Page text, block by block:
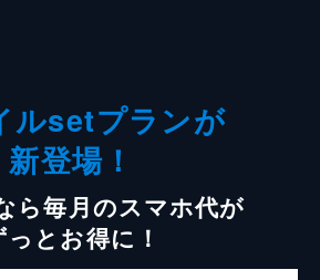
ルsetプランが
新登場！
ら毎月のスマホ代が
っとお得に！